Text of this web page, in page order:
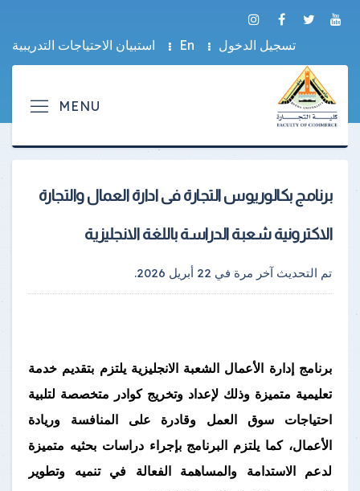
تسجيل الدخول En استبيان الاحتياجات التدريبية
برنامج بكالوريوس التجارة فى ادارة العمال والتجارة
الاكترونية شعبة الدراسة باللغة الانجليزية
تم التحديث آخر مرة في 22 أبريل 2026 .
برنامج إدارة الأعمال الشعبة الانجليزية يلتزم بتقديم خدمة
تعليمية متميزة وذلك لإعداد وتخريج كوادر متخصصة لتلبية
احتياجات سوق العمل وقادرة على المنافسة وريادة
الأعمال، كما يلتزم البرنامج بإجراء دراسات بحثيه متميزة
لدعم الاستدامة والمساهمة الفعالة في تنميه وتطوير